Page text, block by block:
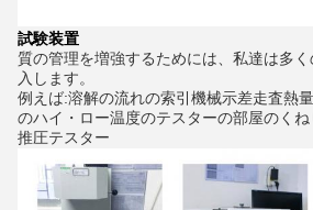
試験装置
質の管理を増強するためには、私達は多
入します。
例えば:溶解の流れの索引機械示差走査熱
のハイ・ロー温度のテスターの部屋のく
推圧テスター